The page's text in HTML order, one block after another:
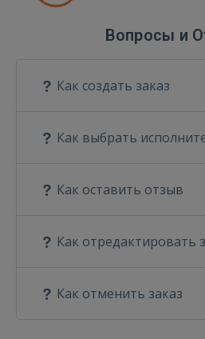
Вопросы и
Как создать заказ
Как выбрать
Как оставить отзыв
Как отредактировать
Как отменить заказ